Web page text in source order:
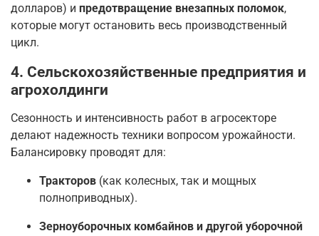
долларов) и предотвращение внезапных поломок,
которые могут остановить весь производственный
цикл.
4. Сельскохозяйственные предприятия и
агрохолдинги
Сезонность и интенсивность работ в агросекторе
делают надежность техники вопросом урожайности.
Балансировку проводят для:
Тракторов (как колесных, так и мощных
полноприводных).
Зерноуборочных комбайнов и другой уборочной